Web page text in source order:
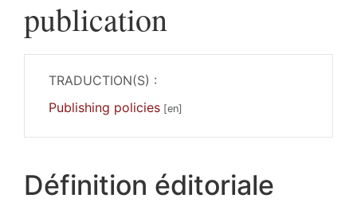
publication
TRADUCTION(S) :
Publishing policies
Définition éditoriale